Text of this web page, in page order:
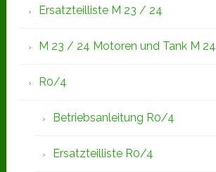
Ersatzteilliste M 23 / 24
M 23 / 24 Motoren und Tank M 24
R0/4
Betriebsanleitung R0/4
Ersatzteilliste R0/4